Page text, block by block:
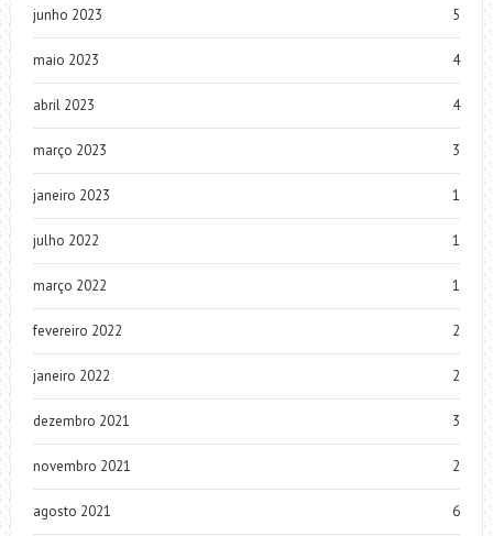
junho 2023 5
maio 2023 4
abril 2023 4
março 2023 3
janeiro 2023 1
julho 2022 1
março 2022 1
fevereiro 2022 2
janeiro 2022 2
dezembro 2021 3
novembro 2021 2
agosto 2021 6